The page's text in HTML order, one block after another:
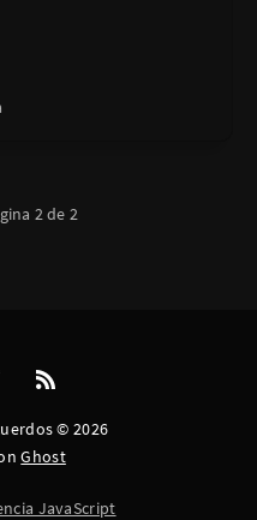
2 de 2
© 2026
Ghost
JavaScript